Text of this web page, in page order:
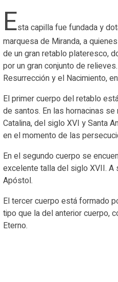
Esta capilla fue fundada y
marquesa de Miranda, a
de un gran retablo plateresco,
por un gran conjunto de
Resurrección y el Nacimiento,
El primer cuerpo del retablo
de santos. En las hornacinas
Catalina, del siglo XVI y Santa
en el momento de las
En el segundo cuerpo se
excelente talla del siglo XVII. A
Apóstol.
El tercer cuerpo está formado
tipo que la del anterior cuerpo,
Eterno.